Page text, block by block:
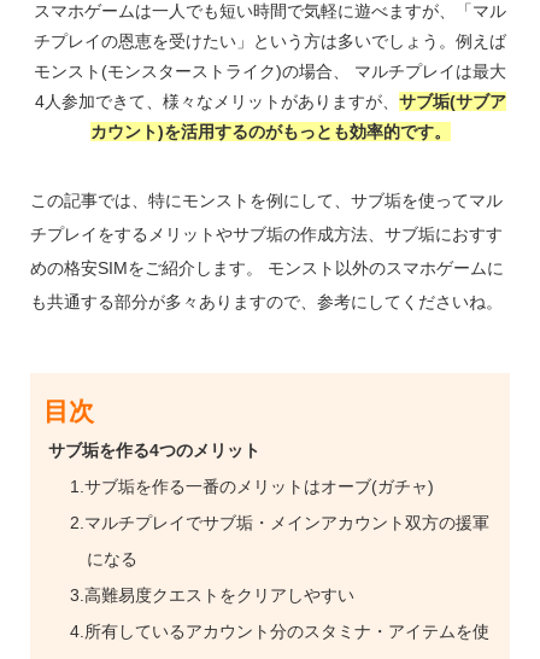
スマホゲームは一人でも短い時間で気軽に遊べますが、「マル
チプレイの恩恵を受けたい」という方は多いでしょう。例えば
モンスト(モンスターストライク)の場合、 マルチプレイは最大
4人参加できて、様々なメリットがありますが、 サブ垢(サブア
カウント)を活用するのがもっとも効率的です。
この記事では、特にモンストを例にして、サブ垢を使ってマル
チプレイをするメリットやサブ垢の作成方法、サブ垢におすす
めの格安SIMをご紹介します。 モンスト以外のスマホゲームに
も共通する部分が多々ありますので、参考にしてくださいね。
目次
サブ垢を作る4つのメリット
1.サブ垢を作る一番のメリットはオーブ(ガチャ)
2.マルチプレイでサブ垢・メインアカウント双方の援軍
になる
3.高難易度クエストをクリアしやすい
4.所有しているアカウント分のスタミナ・アイテムを使